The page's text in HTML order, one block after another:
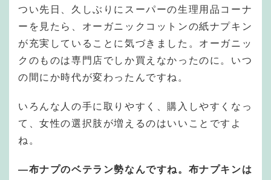
つい先日、久しぶりにスーパーの生理用品コーナ
ーを見たら、オーガニックコットンの紙ナプキン
が充実していることに気づきました。オーガニッ
クのものは専門店でしか買えなかったのに。いつ
の間にか時代が変わったんですね。
いろんな人の手に取りやすく、購入しやすくなっ
て、女性の選択肢が増えるのはいいことですよ
ね。
—布ナプのベテラン勢なんですね。布ナプキンは